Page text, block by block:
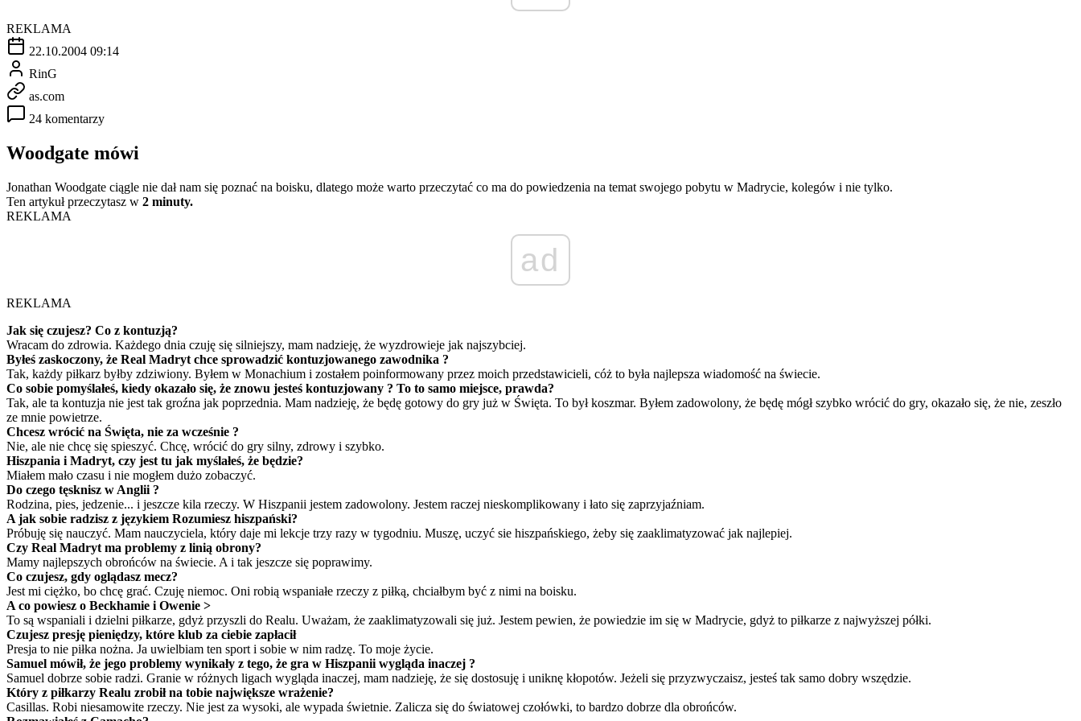
REKLAMA
22.10.2004 09:14
RinG
as.com
24 komentarzy
Woodgate mówi
Jonathan Woodgate ciągle nie dał nam się poznać na boisku, dlatego może warto przeczytać co ma do powiedzenia na temat swojego pobytu w Madrycie, kolegów i nie tylko.
Ten artykuł przeczytasz w 2 minuty.
REKLAMA
ad
REKLAMA
Jak się czujesz? Co z kontuzją?
Wracam do zdrowia. Każdego dnia czuję się silniejszy, mam nadzieję, że wyzdrowieje jak najszybciej.
Byłeś zaskoczony, że Real Madryt chce sprowadzić kontuzjowanego zawodnika ?
Tak, każdy piłkarz byłby zdziwiony. Byłem w Monachium i zostałem poinformowany przez moich przedstawicieli, cóż to była najlepsza wiadomość na świecie.
Co sobie pomyślałeś, kiedy okazało się, że znowu jesteś kontuzjowany ? To to samo miejsce, prawda?
Tak, ale ta kontuzja nie jest tak groźna jak poprzednia. Mam nadzieję, że będę gotowy do gry już w Święta. To był koszmar. Byłem zadowolony, że będę mógł szybko wrócić do gry, okazało się, że nie, zeszło
ze mnie powietrze.
Chcesz wrócić na Święta, nie za wcześnie ?
Nie, ale nie chcę się spieszyć. Chcę, wrócić do gry silny, zdrowy i szybko.
Hiszpania i Madryt, czy jest tu jak myślałeś, że będzie?
Miałem mało czasu i nie mogłem dużo zobaczyć.
Do czego tęsknisz w Anglii ?
Rodzina, pies, jedzenie... i jeszcze kila rzeczy. W Hiszpanii jestem zadowolony. Jestem raczej nieskomplikowany i łato się zaprzyjaźniam.
A jak sobie radzisz z językiem Rozumiesz hiszpański?
Próbuję się nauczyć. Mam nauczyciela, który daje mi lekcje trzy razy w tygodniu. Muszę, uczyć sie hiszpańskiego, żeby się zaaklimatyzować jak najlepiej.
Czy Real Madryt ma problemy z linią obrony?
Mamy najlepszych obrońców na świecie. A i tak jeszcze się poprawimy.
Co czujesz, gdy oglądasz mecz?
Jest mi ciężko, bo chcę grać. Czuję niemoc. Oni robią wspaniałe rzeczy z piłką, chciałbym być z nimi na boisku.
A co powiesz o Beckhamie i Owenie >
To są wspaniali i dzielni piłkarze, gdyż przyszli do Realu. Uważam, że zaaklimatyzowali się już. Jestem pewien, że powiedzie im się w Madrycie, gdyż to piłkarze z najwyższej półki.
Czujesz presję pieniędzy, które klub za ciebie zapłacił
Presja to nie piłka nożna. Ja uwielbiam ten sport i sobie w nim radzę. To moje życie.
Samuel mówił, że jego problemy wynikały z tego, że gra w Hiszpanii wygląda inaczej ?
Samuel dobrze sobie radzi. Granie w różnych ligach wygląda inaczej, mam nadzieję, że się dostosuję i uniknę kłopotów. Jeżeli się przyzwyczaisz, jesteś tak samo dobry wszędzie.
Który z piłkarzy Realu zrobił na tobie największe wrażenie?
Casillas. Robi niesamowite rzeczy. Nie jest za wysoki, ale wypada świetnie. Zalicza się do światowej czołówki, to bardzo dobrze dla obrońców.